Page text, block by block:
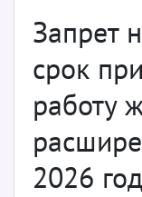
Запрет
срок
работу
2026